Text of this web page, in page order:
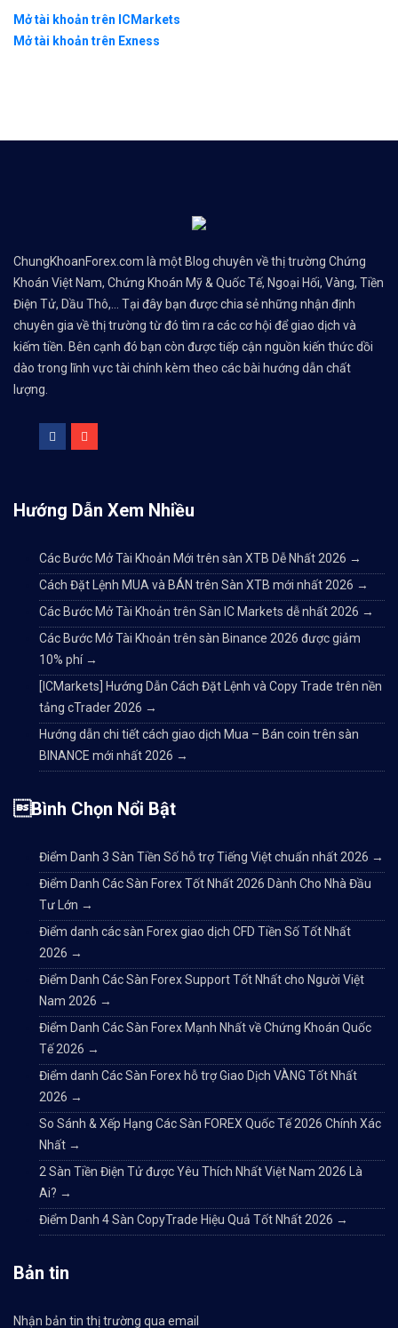
Mở tài khoản trên ICMarkets
Mở tài khoản trên Exness
ChungKhoanForex.com là một Blog chuyên về thị trường Chứng
Khoán Việt Nam, Chứng Khoán Mỹ & Quốc Tế, Ngoại Hối, Vàng, Tiền
Điện Tử, Dầu Thô,... Tại đây bạn được chia sẻ những nhận định
chuyên gia về thị trường từ đó tìm ra các cơ hội để giao dịch và
kiếm tiền. Bên cạnh đó bạn còn được tiếp cận nguồn kiến thức dồi
dào trong lĩnh vực tài chính kèm theo các bài hướng dẫn chất
lượng.
Hướng Dẫn Xem Nhiều
Các Bước Mở Tài Khoản Mới trên sàn XTB Dễ Nhất 2026 →
Cách Đặt Lệnh MUA và BÁN trên Sàn XTB mới nhất 2026 →
Các Bước Mở Tài Khoản trên Sàn IC Markets dễ nhất 2026 →
Các Bước Mở Tài Khoản trên sàn Binance 2026 được giảm
10% phí →
[ICMarkets] Hướng Dẫn Cách Đặt Lệnh và Copy Trade trên nền
tảng cTrader 2026 →
Hướng dẫn chi tiết cách giao dịch Mua – Bán coin trên sàn
BINANCE mới nhất 2026 →
Bình Chọn Nổi Bật
Điểm Danh 3 Sàn Tiền Số hỗ trợ Tiếng Việt chuẩn nhất 2026 →
Điểm Danh Các Sàn Forex Tốt Nhất 2026 Dành Cho Nhà Đầu
Tư Lớn →
Điểm danh các sàn Forex giao dịch CFD Tiền Số Tốt Nhất
2026 →
Điểm Danh Các Sàn Forex Support Tốt Nhất cho Người Việt
Nam 2026 →
Điểm Danh Các Sàn Forex Mạnh Nhất về Chứng Khoán Quốc
Tế 2026 →
Điểm danh Các Sàn Forex hỗ trợ Giao Dịch VÀNG Tốt Nhất
2026 →
So Sánh & Xếp Hạng Các Sàn FOREX Quốc Tế 2026 Chính Xác
Nhất →
2 Sàn Tiền Điện Tử được Yêu Thích Nhất Việt Nam 2026 Là
Ai? →
Điểm Danh 4 Sàn CopyTrade Hiệu Quả Tốt Nhất 2026 →
Bản tin
Nhận bản tin thị trường qua email